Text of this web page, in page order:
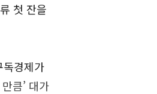
첫 잔을
경제가
큼’ 대가